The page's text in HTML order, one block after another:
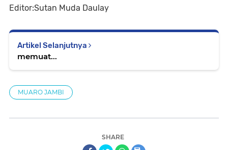
Editor:Sutan Muda Daulay
Artikel Selanjutnya
memuat...
MUARO JAMBI
SHARE